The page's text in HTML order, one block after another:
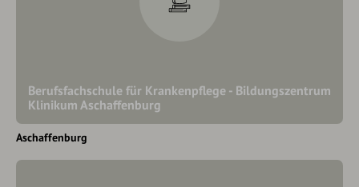
Berufsfachschule für Krankenpflege - Bildungszentrum
Klinikum Aschaffenburg
Aschaffenburg